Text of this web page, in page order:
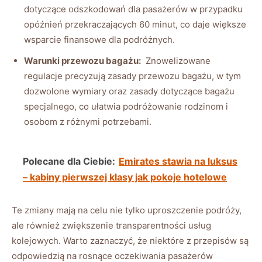
dotyczące odszkodowań dla pasażerów‌ w ⁣przypadku
opóźnień przekraczających 60 minut, co daje większe
wsparcie ‌finansowe dla ‌podróżnych.
Warunki przewozu bagażu: ‌ Znowelizowane
regulacje precyzują zasady przewozu bagażu, w tym
dozwolone ⁢wymiary‌ oraz zasady ⁣dotyczące ⁢bagażu
specjalnego, co ułatwia podróżowanie rodzinom i ​
osobom z różnymi‍ potrzebami.
Polecane dla Ciebie: Emirates stawia na luksus
– kabiny pierwszej klasy jak pokoje hotelowe
Te zmiany mają‍ na celu nie tylko uproszczenie podróży,
ale również ​zwiększenie ‌transparentności​ usług
kolejowych. ⁤Warto zaznaczyć, że niektóre z przepisów‌ są
odpowiedzią na rosnące oczekiwania pasażerów